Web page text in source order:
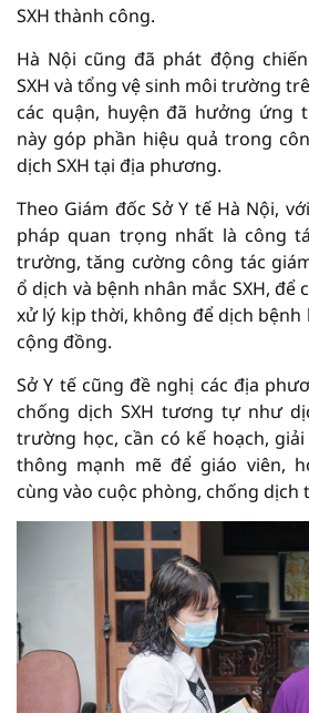
SXH thành công.
Hà Nội cũng đã phát động
SXH và tổng vệ sinh môi trường
các quận, huyện đã hưởng ứng
này góp phần hiệu quả trong
dịch SXH tại địa phương.
Theo Giám đốc Sở Y tế Hà Nội,
pháp quan trọng nhất là công
trường, tăng cường công tác
ổ dịch và bệnh nhân mắc SXH,
xử lý kịp thời, không để dịch bệnh
cộng đồng.
Sở Y tế cũng đề nghị các địa
chống dịch SXH tương tự như
trường học, cần có kế hoạch,
thông mạnh mẽ để giáo viên,
cùng vào cuộc phòng, chống